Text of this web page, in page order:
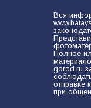
Вся
Полное
gorod.ru
отправке
при